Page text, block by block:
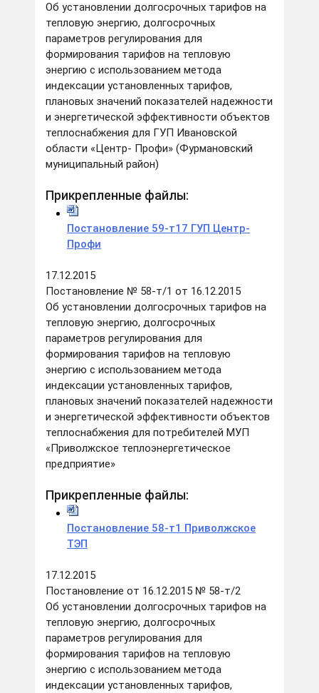
Об установлении долгосрочных тарифов на
тепловую энергию, долгосрочных
параметров регулирования для
формирования тарифов на тепловую
энергию с использованием метода
индексации установленных тарифов,
плановых значений показателей надежности
и энергетической эффективности объектов
теплоснабжения для ГУП Ивановской
области «Центр- Профи» (Фурмановский
муниципальный район)
Прикрепленные файлы:
Постановление 59-т17 ГУП Центр-
Профи
17.12.2015
Постановление № 58-т/1 от 16.12.2015
Об установлении долгосрочных тарифов на
тепловую энергию, долгосрочных
параметров регулирования для
формирования тарифов на тепловую
энергию с использованием метода
индексации установленных тарифов,
плановых значений показателей надежности
и энергетической эффективности объектов
теплоснабжения для потребителей МУП
«Приволжское теплоэнергетическое
предприятие»
Прикрепленные файлы:
Постановление 58-т1 Приволжское
ТЭП
17.12.2015
Постановление от 16.12.2015 № 58-т/2
Об установлении долгосрочных тарифов на
тепловую энергию, долгосрочных
параметров регулирования для
формирования тарифов на тепловую
энергию с использованием метода
индексации установленных тарифов,